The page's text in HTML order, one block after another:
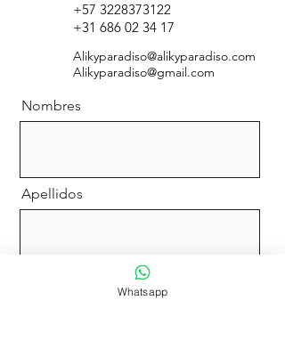
+57 3228373122
+31 686 02 34 17
Alikyparadiso@alikyparadiso.com
Alikyparadiso@gmail.com
Nombres
Apellidos
Whatsapp